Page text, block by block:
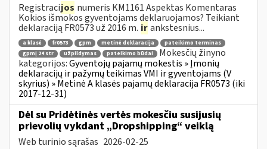
Registracijos numeris KM1161 Aspektas Komentaras
Kokios išmokos gyventojams deklaruojamos? Teikiant
deklaraciją FR0573 už 2016 m. irankstesnius...
a klasė fr0573 gpm metinė deklaracija
pateikimo terminas
gpmį 24 str
užpildymas pateikimo būdai
Mokesčių žinyno
kategorijos:Gyventojų pajamų mokestis » Įmonių
deklaracijų ir pažymų teikimas VMI ir gyventojams (V
skyrius) » Metinė A klasės pajamų deklaracija FR0573 (iki
2017-12-31)
Dėl su Pridėtinės vertės mokesčiu susijusių
prievolių vykdant „Dropshipping“ veiklą
Web turinio sąrašas 2026-02-25